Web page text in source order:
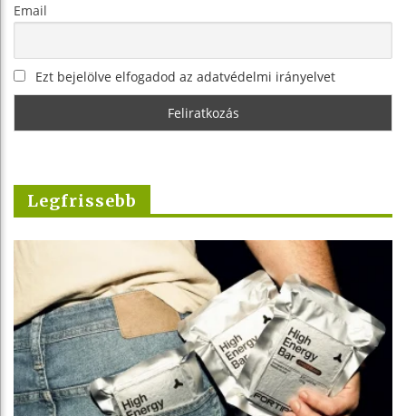
Email
Ezt bejelölve elfogadod az adatvédelmi irányelvet
Legfrissebb